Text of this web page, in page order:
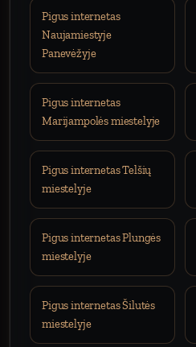
Pigus internetas
Naujamiestyje
Panevėžyje
Pigus internetas
Marijampolės miestelyje
Pigus internetas Telšių
miestelyje
Pigus internetas Plungės
miestelyje
Pigus internetas Šilutės
miestelyje